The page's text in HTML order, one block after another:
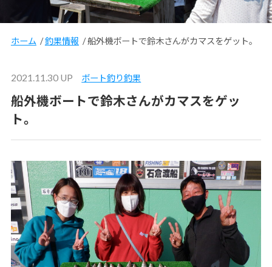
ホーム /釣果情報 /船外機ボートで鈴木さんがカマスをゲット。
2021.11.30 UP ボート釣り釣果
船外機ボートで鈴木さんがカマスをゲッ
ト。